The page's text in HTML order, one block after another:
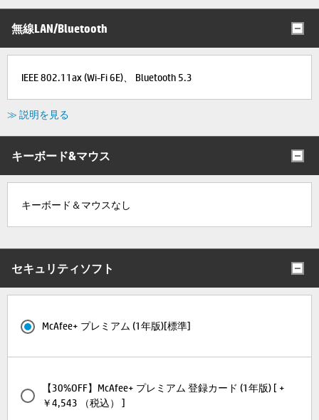
無線LAN/Bluetooth
IEEE 802.11ax (Wi-Fi 6E)、 Bluetooth 5.3
≫ 説明を見る
キーボード&マウス
キーボード＆マウスなし
セキュリティソフト
McAfee+ プレミアム (1年版)[標準]
【30%OFF】McAfee+ プレミアム 登録カード (1年版) [ +
￥4,543 （税込） ]